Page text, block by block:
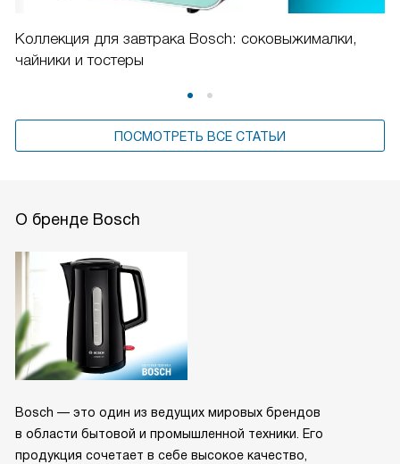
Коллекция для завтрака Bosch: соковыжималки,
чайники и тостеры
ПОСМОТРЕТЬ ВСЕ СТАТЬИ
О бренде Bosch
Bosch — это один из ведущих мировых брендов
в области бытовой и промышленной техники. Его
продукция сочетает в себе высокое качество,